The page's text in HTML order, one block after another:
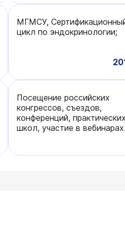
МГМСУ,
цикл по эндокринологии;
Посещение российских
конгрессов, съездов,
конференций, практических
школ, участие в вебинарах.